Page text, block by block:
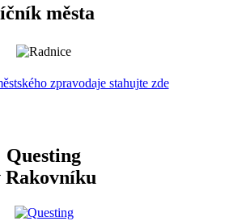
města
zpravodaje stahujte zde
Questing
Rakovníku